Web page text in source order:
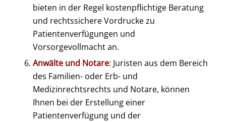
bieten in der Regel kostenpflichtige Beratung
und rechtssichere Vordrucke zu
Patientenverfügungen und
Vorsorgevollmacht an.
Anwälte und Notare: Juristen aus dem Bereich
des Familien- oder Erb- und
Medizinrechtsrechts und Notare, können
Ihnen bei der Erstellung einer
Patientenverfügung und der